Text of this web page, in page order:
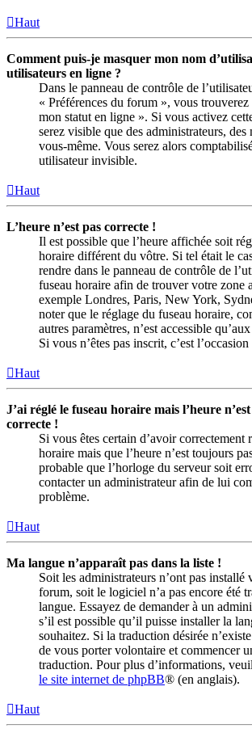
Haut
Comment puis-je masquer mon nom
utilisateurs en ligne ?
Dans le panneau de contrôle de
« Préférences du forum », vous
mon statut en ligne ». Si vous activez
serez visible que des administrateurs, des
vous-même. Vous serez alors
utilisateur invisible.
Haut
L’heure n’est pas correcte !
Il est possible que l’heure affichée soit
horaire différent du vôtre. Si tel était le
rendre dans le panneau de contrôle de
fuseau horaire afin de trouver votre zone
exemple Londres, Paris, New York,
noter que le réglage du fuseau horaire,
autres paramètres, n’est accessible
Si vous n’êtes pas inscrit, c’est
Haut
J’ai réglé le fuseau horaire mais l’heure
correcte !
Si vous êtes certain d’avoir correctement
horaire mais que l’heure n’est toujours
probable que l’horloge du serveur soit
contacter un administrateur afin de lui
problème.
Haut
Ma langue n’apparaît pas dans la liste !
Soit les administrateurs n’ont pas installé
forum, soit le logiciel n’a pas encore été
langue. Essayez de demander à un
s’il est possible qu’il puisse installer la
souhaitez. Si la traduction désirée
de vous porter volontaire et commencer
traduction. Pour plus d’informations,
le site internet de phpBB® (en anglais).
Haut